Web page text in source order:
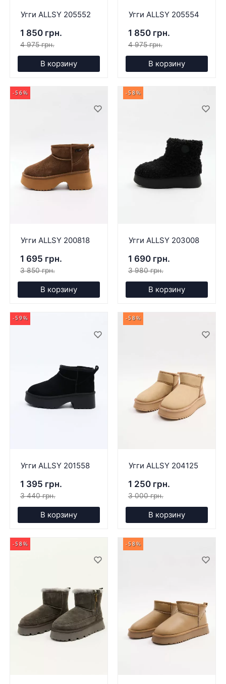
Угги ALLSY 205552
1 850 грн.
4 975 грн.
В корзину
Угги ALLSY 205554
1 850 грн.
4 975 грн.
В корзину
-56%
Угги ALLSY 200818
1 695 грн.
3 850 грн.
В корзину
-58%
Угги ALLSY 203008
1 690 грн.
3 980 грн.
В корзину
-59%
Угги ALLSY 201558
1 395 грн.
3 440 грн.
В корзину
-58%
Угги ALLSY 204125
1 250 грн.
3 000 грн.
В корзину
-58% -58%